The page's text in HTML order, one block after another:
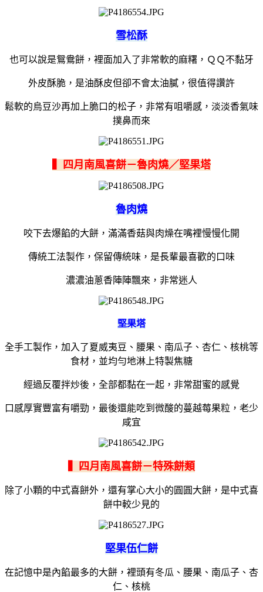
雪松酥
也可以說是鴛鴦餅，裡面加入了非常軟的麻糬，ＱＱ不黏牙
外皮酥脆，是油酥皮但卻不會太油膩，很值得讚許
鬆軟的烏豆沙再加上脆口的松子，非常有咀嚼感，淡淡香氣味
撲鼻而來
▍四月南風喜餅－魯肉燒／堅果塔
魯肉燒
咬下去爆餡的大餅，滿滿香菇與肉燥在嘴裡慢慢化開
傳統工法製作，保留傳統味，是長輩最喜歡的口味
濃濃油蔥香陣陣飄來，非常迷人
堅果塔
全手工製作，加入了夏威夷豆、腰果、南瓜子、杏仁、核桃等
食材，並均勻地淋上特製焦糖
經過反覆拌炒後，全部都黏在一起，非常甜蜜的感覺
口感厚實豐富有嚼勁，最後還能吃到微酸的蔓越莓果粒，老少
咸宜
▍四月南風喜餅－特殊餅類
除了小顆的中式喜餅外，還有掌心大小的圓圓大餅，是中式喜
餅中較少見的
堅果伍仁餅
在記憶中是內餡最多的大餅，裡頭有冬瓜、腰果、南瓜子、杏
仁、核桃